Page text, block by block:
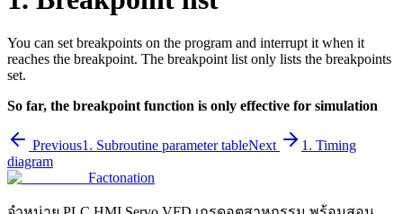
You can set breakpoints on the program and interrupt it when it
reaches the breakpoint. The breakpoint list only lists the breakpoints
set.
So far, the breakpoint function is only effective for simulation
Previous1. Subroutine parameter tableNext
1. Timing
diagram
Factonation